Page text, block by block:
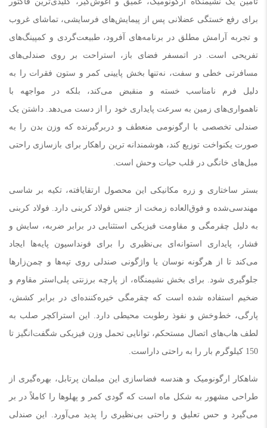
برای رفع خستگی عضلانی پس از پیمایش‌های فرسایشی، تماشای غروب
و تجربه آرامش مطلق در برنامه‌های آفرود، طبیعت‌گردی و کمپینگ‌های
تفریحی است. در اتمسفر فضای باز، استراحت بر روی صندلی‌های
مسافرتی خطی و سفت، نه‌تنها بخش پایینی کمر و ستون فقرات را به
دلیل فرم نامناسب خسته و منقبض می‌کند، بلکه در مواجهه با
ناهمواری‌های زمین به سرعت پایداری خود را از دست می‌دهد. داشتن یک
صندلی تخصصی با ارگونومی منعطف و دربرگیرنده که وزن بدن را به
صورت یکنواخت توزیع کند، هوشمندانه ترین راهکار برای بازسازی راحتی
مبل‌های خانگی در قلب حیات وحش است.
بستر ساختاری و زره مکانیکی این محصول ارتقایافته، تکیه بر شاسی
مهندسی‌شده و فوق‌العاده زمخت از جنس فولاد کربنی دارد. فولاد کربنی
به دلیل چقرمگی و مقاومت فیزیکی استثنایی در برابر ضربه، سایش و
فشار، پایداری استوانه‌ای بی‌نظیری را برای فونداسیون پایه‌ها ایجاد
می‌کند تا از هرگونه نوسان یا واژگونی صندلی روی تپه‌ها و چمن‌زارها
جلوگیری شود. برای بخش نشیمنگاه، از پارچه برزنتی پلی‌استر مقاوم و
ضخیم استفاده شده است که چقرمگی خیره‌کننده‌ای در برابر کشش،
پارگی، خط‌وخش و نفوذ رطوبت محیطی دارد. این استراکچر صلب به
لطف هاب‌های اتصال مستحکم، توانایی تحمل وزن فیزیکی شگفت‌انگیز تا
150 کیلوگرم بار را به راحتی داراست.
شاهکار ارگونومیک و هندسه فضاسازی این مبلمان پرتابل، بهره‌گیری از
طراحی مشهور به شکل ماه است که گودی کمر و پهلوها را کاملاً در بر
می‌گیرد و حس تعلیق و راحتی بی‌نظیری را پدید می‌آورد. این صندلی